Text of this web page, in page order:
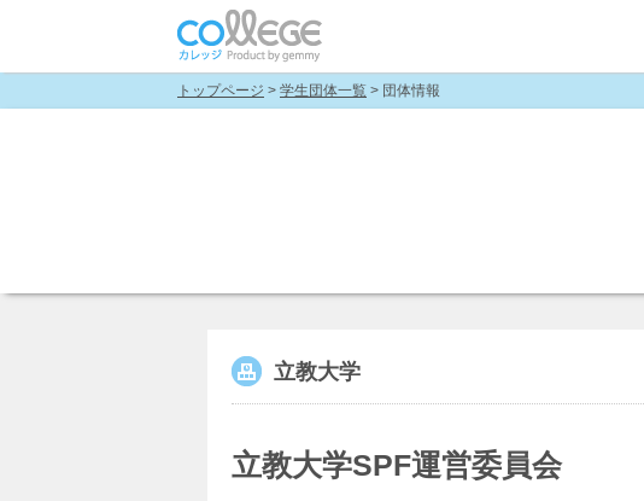
トップページ > 学生団体一覧 > 団体情報
立教大学
立教大学SPF運営委員会